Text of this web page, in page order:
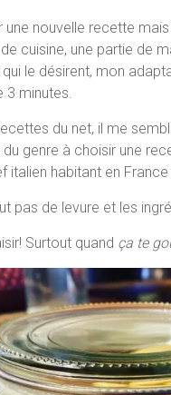
une nouvelle recette
cuisine, une partie de
le désirent, mon
3 minutes.
du net, il me
genre à choisir une
italien habitant en
pas de levure et les
Surtout quand ça te